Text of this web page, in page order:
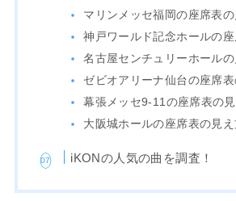
マリンメッセ福岡の座席表
神戸ワールド記念ホールの
名古屋センチュリーホール
ゼビオアリーナ仙台の座席
幕張メッセ9-11の座席表の
大阪城ホールの座席表の見
iKONの人気の曲を調査！